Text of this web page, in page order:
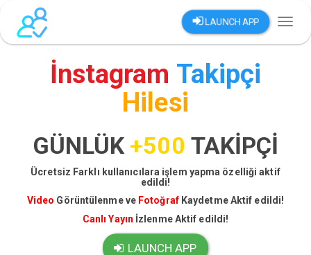
LAUNCH APP
İnstagram Takipçi
Hilesi
GÜNLÜK +500 TAKİPÇİ
Ücretsiz Farklı kullanıcılara işlem yapma özelliği aktif
edildi!
Video Görüntülenme ve Fotoğraf Kaydetme Aktif edildi!
Canlı Yayın İzlenme Aktif edildi!
LAUNCH APP